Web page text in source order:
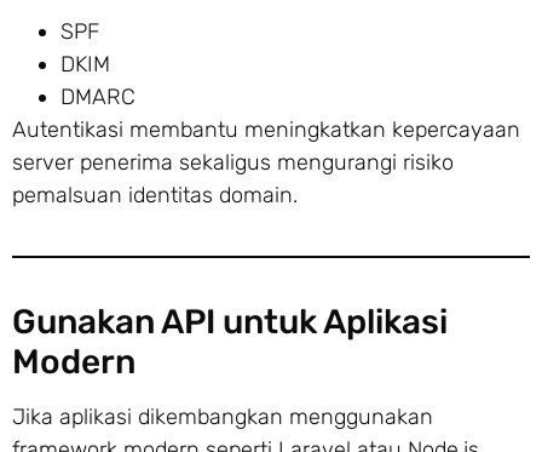
SPF
DKIM
DMARC
Autentikasi membantu meningkatkan kepercayaan
server penerima sekaligus mengurangi risiko
pemalsuan identitas domain.
Gunakan API untuk Aplikasi
Modern
Jika aplikasi dikembangkan menggunakan